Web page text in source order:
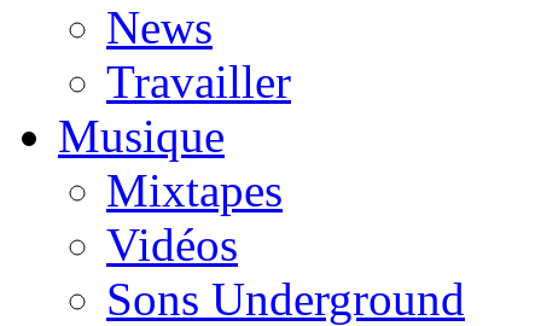
News
Travailler
Musique
Mixtapes
Vidéos
Sons Underground